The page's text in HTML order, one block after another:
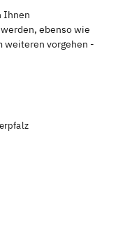
Ihnen
ebenso wie
weiteren vorgehen -